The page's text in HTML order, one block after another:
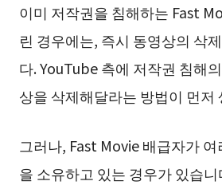
이미 저작권을 침해하는 Fast
린 경우에는, 즉시 동영상의 삭
다. YouTube 측에 저작권 침해
상을 삭제해달라는 방법이 먼저
그러나, Fast Movie 배급자가
을 소유하고 있는 경우가 있습